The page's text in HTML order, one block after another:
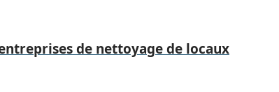
de nettoyage de locaux